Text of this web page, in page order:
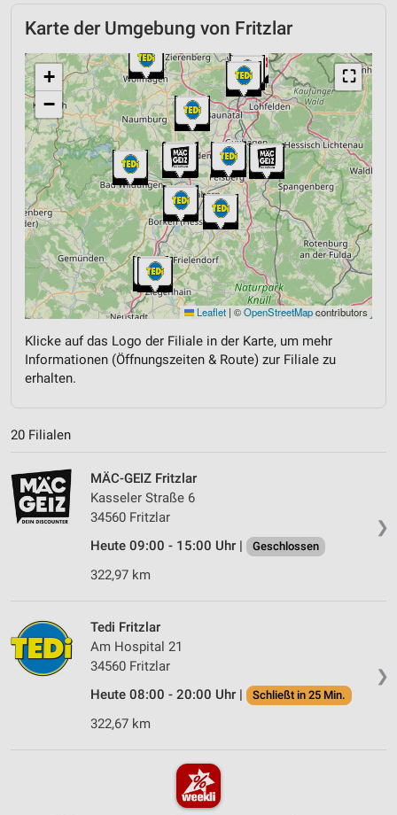
Karte der Umgebung von Fritzlar
⛶
+
−
Leaflet | ©OpenStreetMapcontributors
Klicke auf das Logo der Filiale in der Karte, um mehr
Informationen (Öffnungszeiten & Route) zur Filiale zu
erhalten.
20 Filialen
❯
MÄC-GEIZ Fritzlar
Kasseler Straße 6
34560 Fritzlar
Heute 09:00 - 15:00 Uhr |
Geschlossen
322,97 km
❯
Tedi Fritzlar
Am Hospital 21
34560 Fritzlar
Heute 08:00 - 20:00 Uhr |
Schließt in 25 Min.
322,67 km